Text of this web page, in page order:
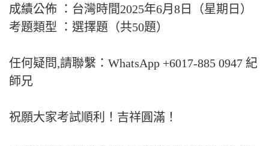
成績公佈 ：台灣時間2025年6月8日（星期日）
考題類型 ：選擇題（共50題）
任何疑問,請聯繫：WhatsApp +6017-885 0947 紀
師兄
祝願大家考試順利！吉祥圓滿！